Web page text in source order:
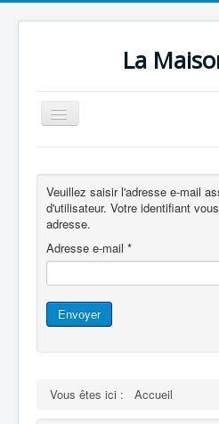
La
Basculer
la
Qui sommes-nous ?
Nos activités
Infos pratiques
Photos
Veuillez saisir l'adresse e-mail
d'utilisateur. Votre identifiant
adresse.
Adresse e-mail *
Envoyer
Vous êtes ici : Accueil